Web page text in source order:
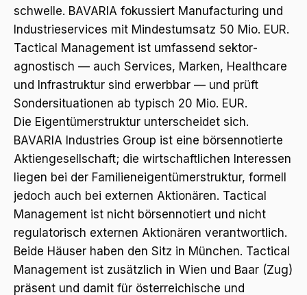
schwelle. BAVARIA fokussiert Manufacturing und
Industrie­services mit Mindest­umsatz 50 Mio. EUR.
Tactical Management ist umfassend sektor­
agnostisch — auch Services, Marken, Healthcare
und Infrastruktur sind erwerbbar — und prüft
Sondersituationen ab typisch 20 Mio. EUR.
Die Eigentümer­struktur unterscheidet sich.
BAVARIA Industries Group ist eine börsen­notierte
Aktiengesellschaft; die wirtschaftlichen Interessen
liegen bei der Familieneigentümerstruktur, formell
jedoch auch bei externen Aktionären. Tactical
Management ist nicht börsennotiert und nicht
regulatorisch externen Aktionären verantwortlich.
Beide Häuser haben den Sitz in München. Tactical
Management ist zusätzlich in Wien und Baar (Zug)
präsent und damit für österreichische und